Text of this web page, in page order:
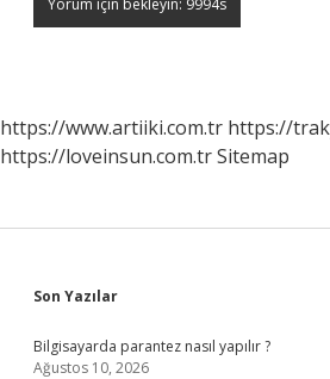
https://www.artiiki.com.tr https://
https://loveinsun.com.trSitemap
Sidebar
Son Yazılar
Bilgisayarda parantez nasıl yapılır ?
Ağustos 10, 2026